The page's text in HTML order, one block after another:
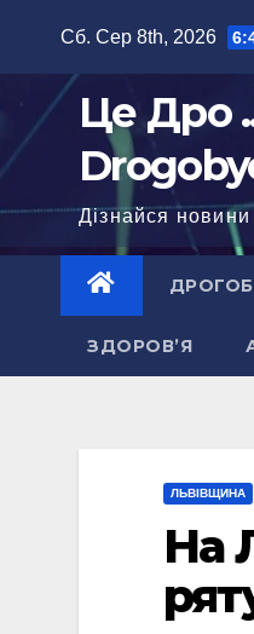
Сб. Сер 8th, 2026
Це Дро
Дізнайся
ЗДОРОВ’Я
ЛЬВІВЩИНА
На